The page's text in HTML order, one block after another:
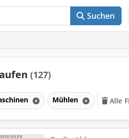
Suchen
(127)
Mühlen Alle